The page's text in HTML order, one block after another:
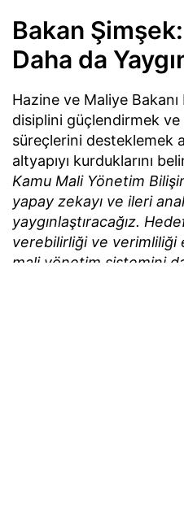
Bakan
Daha da
Hazine ve Maliye
disiplini güçlendirmek ve
süreçlerini desteklemek
altyapıyı kurduklarını
Kamu Mali Yönetim
yapay zekayı ve ileri
yaygınlaştıracağız.
verebilirliği ve verimliliği
mali yönetim sistemini